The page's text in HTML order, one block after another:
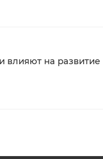
влияют на развитие